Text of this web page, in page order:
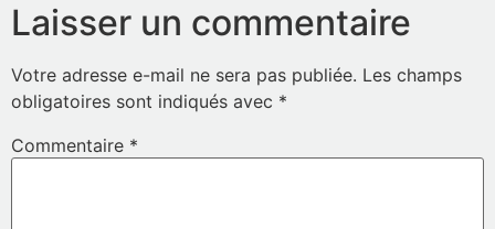
Laisser un commentaire
Votre adresse e-mail ne sera pas publiée. Les champs
obligatoires sont indiqués avec *
Commentaire *